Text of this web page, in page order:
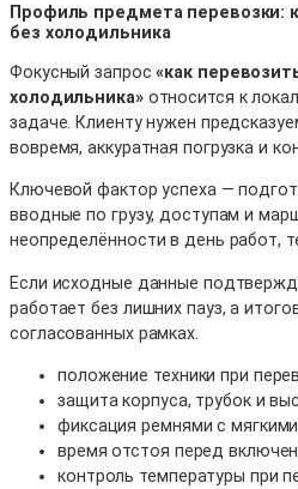
Профиль предмета перевозки:
без холодильника
Фокусный запрос«как
холодильника»относится к
задаче. Клиенту нужен
вовремя, аккуратная погрузка и
Ключевой фактор успеха —
вводные по грузу, доступам и
неопределённости в день работ,
Если исходные данные
работает без лишних пауз, а
согласованных рамках.
положение техники при
защита корпуса, трубок и
фиксация ремнями с
время отстоя перед
контроль температуры при